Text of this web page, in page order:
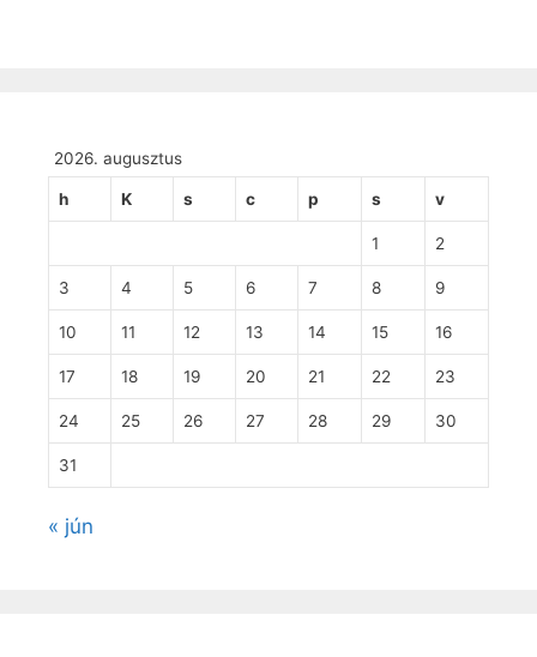
2026. augusztus
h K s c p s v
1 2
3 4 5 6 7 8 9
10 11 12 13 14 15 16
17 18 19 20 21 22 23
24 25 26 27 28 29 30
31
« jún